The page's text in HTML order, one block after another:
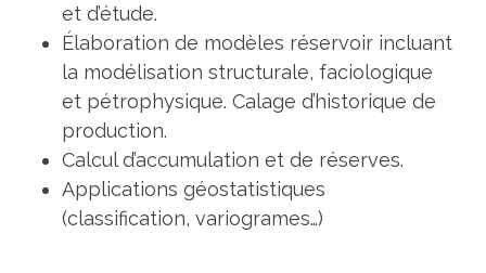
et d’étude.
Élaboration de modèles réservoir incluant
la modélisation structurale, faciologique
et pétrophysique. Calage d’historique de
production.
Calcul d’accumulation et de réserves.
Applications géostatistiques
(classification, variogrames…)